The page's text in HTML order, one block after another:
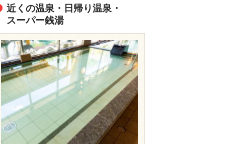
https://travel.rakuten.co.jp/HOTEL/39980/
近くの温泉・日帰り温泉・
スーパー銭湯